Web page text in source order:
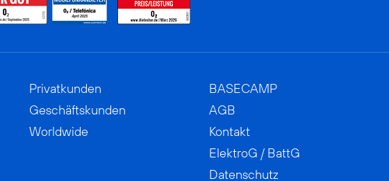
Privatkunden
Geschäftskunden
Worldwide
BASECAMP
AGB
Kontakt
ElektroG / BattG
Datenschutz